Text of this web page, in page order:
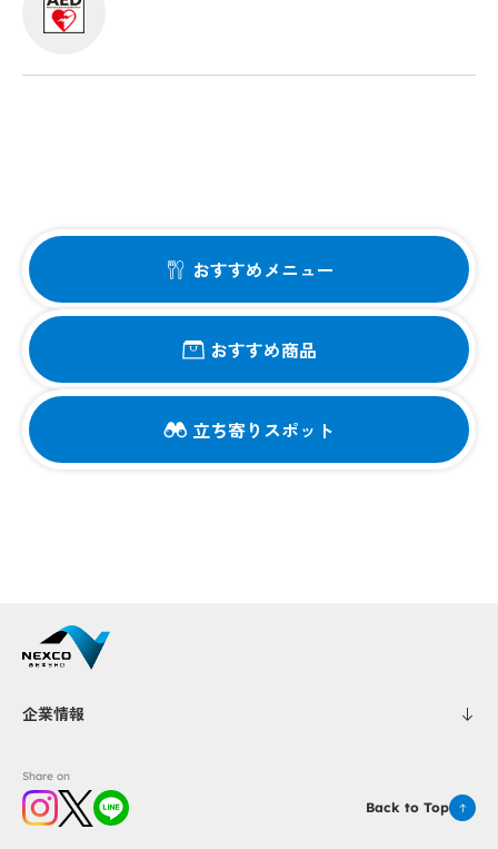
おすすめメニュー
おすすめ商品
立ち寄りスポット
企業情報
Share on
Back to Top